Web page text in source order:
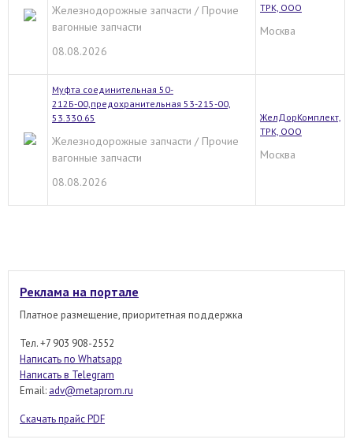
Железнодорожные запчасти / Прочие
вагонные запчасти
08.08.2026
ТРК, ООО
Москва
Муфта соединительная 50-
212Б-00,предохранительная 53-215-00,
53.330.65
Железнодорожные запчасти / Прочие
вагонные запчасти
08.08.2026
ЖелДорКомплект,
ТРК, ООО
Москва
Реклама на портале
Платное размещение, приоритетная поддержка
Тел. +7 903 908-2552
Написать по Whatsapp
Написать в Telegram
Email: adv@metaprom.ru
Скачать прайс PDF